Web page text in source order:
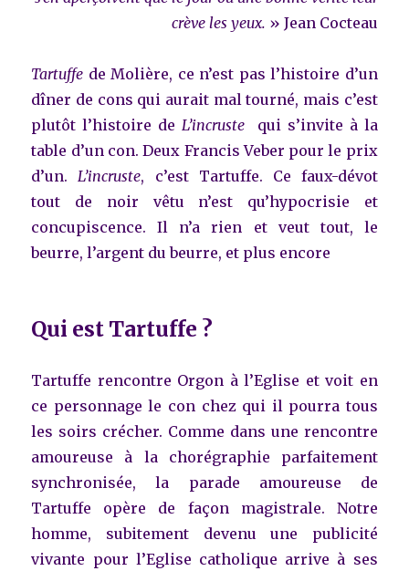
crève les yeux. » Jean Cocteau
Tartuffe de Molière, ce n’est pas l’histoire d’un
dîner de cons qui aurait mal tourné, mais c’est
plutôt l’histoire de L’incruste qui s’invite à la
table d’un con. Deux Francis Veber pour le prix
d’un. L’incruste, c’est Tartuffe. Ce faux-dévot
tout de noir vêtu n’est qu’hypocrisie et
concupiscence. Il n’a rien et veut tout, le
beurre, l’argent du beurre, et plus encore
Qui est Tartuffe ?
Tartuffe rencontre Orgon à l’Eglise et voit en
ce personnage le con chez qui il pourra tous
les soirs crécher. Comme dans une rencontre
amoureuse à la chorégraphie parfaitement
synchronisée, la parade amoureuse de
Tartuffe opère de façon magistrale. Notre
homme, subitement devenu une publicité
vivante pour l’Eglise catholique arrive à ses